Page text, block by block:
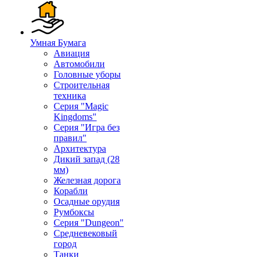
Умная Бумага
Авиация
Автомобили
Головные уборы
Строительная
техника
Серия "Magic
Kingdoms"
Серия "Игра без
правил"
Архитектура
Дикий запад (28
мм)
Железная дорога
Корабли
Осадные орудия
Румбоксы
Серия "Dungeon"
Средневековый
город
Танки